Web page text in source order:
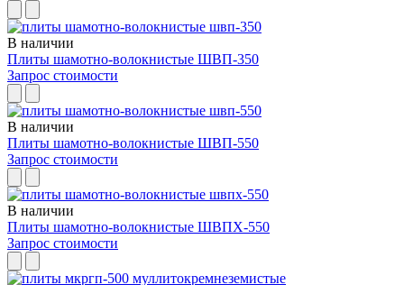
В наличии
Плиты шамотно-волокнистые ШВП-350
Запрос стоимости
В наличии
Плиты шамотно-волокнистые ШВП-550
Запрос стоимости
В наличии
Плиты шамотно-волокнистые ШВПХ-550
Запрос стоимости